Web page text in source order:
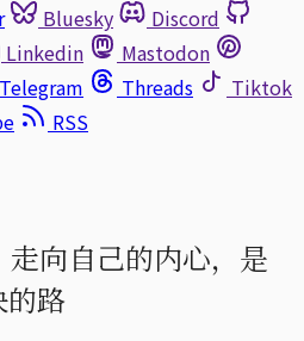
Bluesky
Discord
Linkedin
Mastodon
Telegram Threads
Tiktok
RSS
向自己的内心，是
路